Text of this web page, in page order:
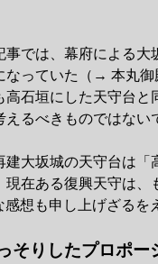
事では、幕府による
なっていた（→ 本丸
石垣にした天守台
えるべきものではな
建大坂城の天守台は
現在ある復興天守は
想も申し上げざるを
そりしたプロポー